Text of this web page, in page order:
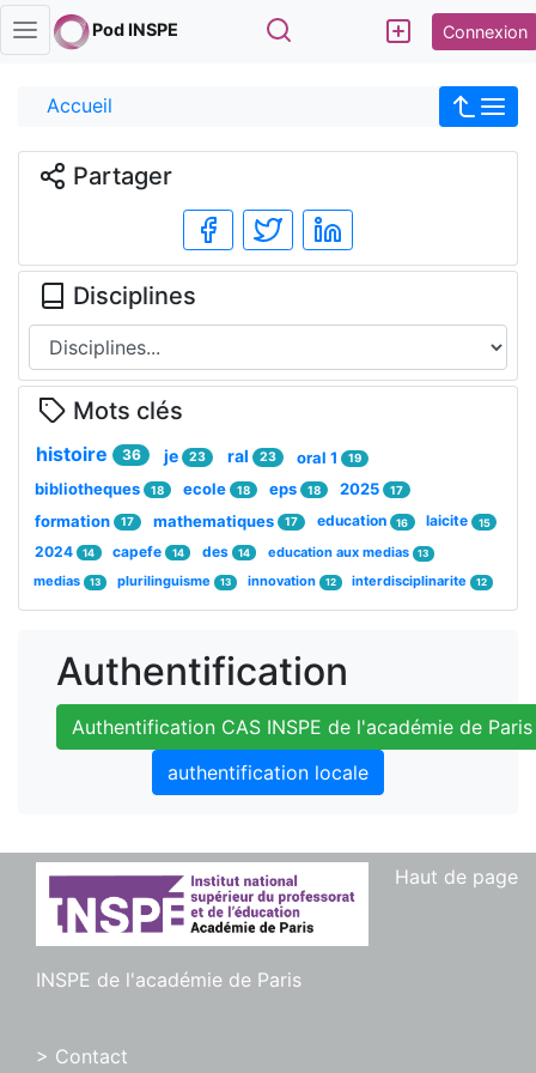
Pod INSPE Rechercher Connexion
Accueil
Authentification
Authentification CAS INSPE de l'académie de Paris
authentification locale
Partager
Disciplines
Mots clés
histoire 36 je 23 ral 23 oral 1 19
bibliotheques 18 ecole 18 eps 18 2025 17
formation 17 mathematiques 17 education 16 laicite 15
2024 14 capefe 14 des 14 education aux medias 13
medias 13 plurilinguisme 13 innovation 12 interdisciplinarite 12
Haut de page
INSPE de l'académie de Paris
> Contact